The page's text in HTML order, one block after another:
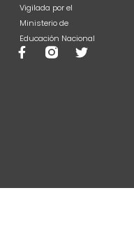
Vigilada por el
Ministerio de
Educación Nacional